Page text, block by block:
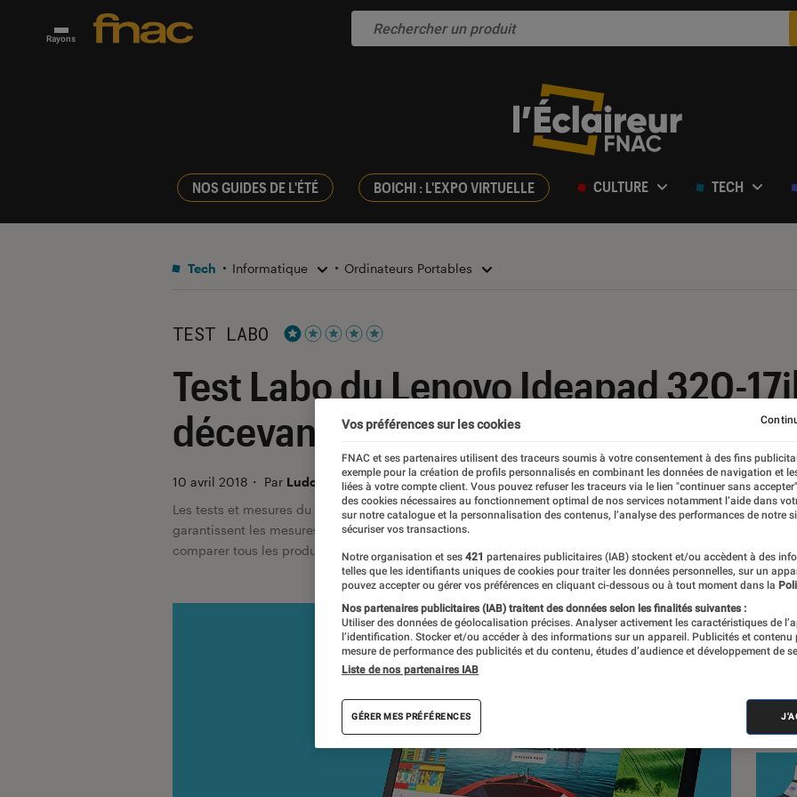
Rayons
NOS GUIDES DE L'ÉTÉ BOICHI : L'EXPO VIRTUELLE CULTURE TECH
Tech Informatique Ordinateurs Portables
TEST LABO
Test Labo du Lenovo Ideapad 320-
décevant, mais des performances
10 avril 2018 ・ Par Ludovic Pierillas, Lionel Costa
Les tests et mesures du Labo Fnac sont réalisés en toute indépendance du commerce ou des fabricants
garantissent les mesures grâce à leur expertise, et aux équipements de mesures les plus précis. Pour en
comparer tous les produits, visitez notre
comparateur
VOIR
Vos préférences sur les cookies
FNAC et ses partenaires utilisent des traceurs soumis à votre consentement à des fins
exemple pour la création de profils personnalisés en combinant les données de navigation et
liées à votre compte client. Vous pouvez refuser les traceurs via le lien "continuer sans
des cookies nécessaires au fonctionnement optimal de nos services notamment l’aide dans
sur notre catalogue et la personnalisation des contenus, l’analyse des performances de notre
sécuriser vos transactions.
Notre organisation et ses 421 partenaires publicitaires (IAB) stockent et/ou accèdent à des
telles que les identifiants uniques de cookies pour traiter les données personnelles, sur un
pouvez accepter ou gérer vos préférences en cliquant ci-dessous ou à tout moment dans la
Nos partenaires publicitaires (IAB) traitent des données selon les finalités suivantes :
Utiliser des données de géolocalisation précises. Analyser activement les caractéristiques de
l’identification. Stocker et/ou accéder à des informations sur un appareil. Publicités et contenu
mesure de performance des publicités et du contenu, études d’audience et développement de
Liste de nos partenaires IAB
GÉRER MES PRÉFÉRENCES